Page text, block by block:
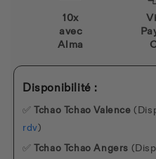
10x
avec
Alma
Disponibilité :
✅Tchao Tchao Valence
rdv)
✅Tchao Tchao Angers